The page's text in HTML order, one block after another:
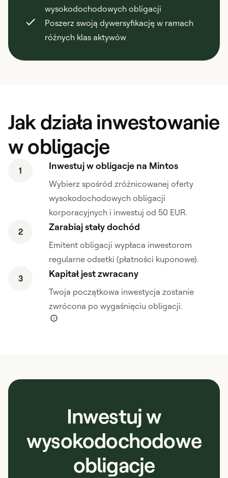
wysokodochodowych obligacji
Poszerz swoją dywersyfikację w ramach
różnych klas aktywów
Jak działa inwestowanie
w obligacje
1 Inwestuj w obligacje na Mintos
Wybierz spośród zróżnicowanej oferty
wysokodochodowych obligacji
korporacyjnych i inwestuj od 50 EUR.
2
Zarabiaj stały dochód
Emitent obligacji wypłaca inwestorom
regularne odsetki (płatności kuponowe).
3
Kapitał jest zwracany
Twoja początkowa inwestycja zostanie
zwrócona po wygaśnięciu obligacji.
Inwestuj w
wysokodochodowe
obligacje